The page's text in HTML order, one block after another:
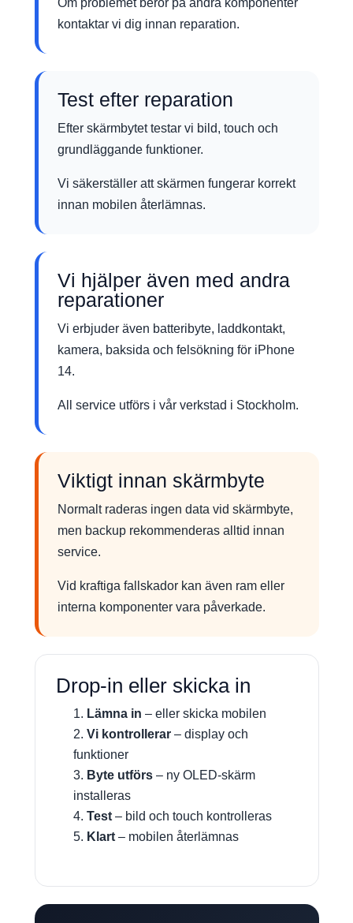
kontaktar vi dig innan reparation.
Test efter reparation
Efter skärmbytet testar vi bild, touch och
grundläggande funktioner.
Vi säkerställer att skärmen fungerar korrekt
innan mobilen återlämnas.
Vi hjälper även med andra
reparationer
Vi erbjuder även batteribyte, laddkontakt,
kamera, baksida och felsökning för iPhone
14.
All service utförs i vår verkstad i Stockholm.
Viktigt innan skärmbyte
Normalt raderas ingen data vid skärmbyte,
men backup rekommenderas alltid innan
service.
Vid kraftiga fallskador kan även ram eller
interna komponenter vara påverkade.
Drop-in eller skicka in
Lämna in – eller skicka mobilen
Vi kontrollerar – display och
funktioner
Byte utförs – ny OLED-skärm
installeras
Test – bild och touch kontrolleras
Klart – mobilen återlämnas